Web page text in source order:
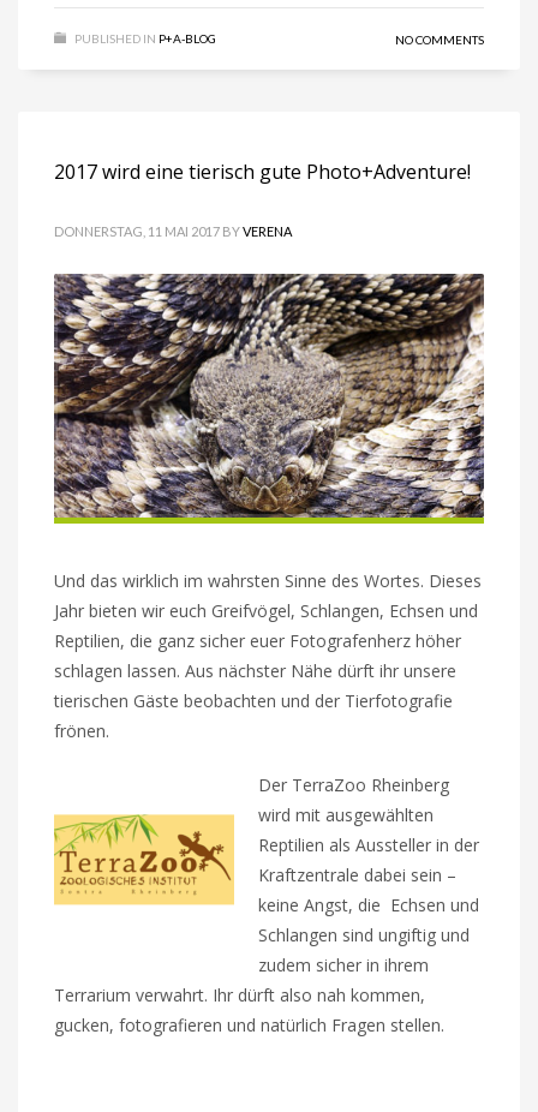
PUBLISHED IN P+A-BLOG NO COMMENTS
2017 wird eine tierisch gute Photo+Adventure!
DONNERSTAG, 11 MAI 2017 BYVERENA
Und das wirklich im wahrsten Sinne des Wortes. Dieses
Jahr bieten wir euch Greifvögel, Schlangen, Echsen und
Reptilien, die ganz sicher euer Fotografenherz höher
schlagen lassen. Aus nächster Nähe dürft ihr unsere
tierischen Gäste beobachten und der Tierfotografie
frönen.
Der TerraZoo Rheinberg
wird mit ausgewählten
Reptilien als Aussteller in der
Kraftzentrale dabei sein –
keine Angst, die Echsen und
Schlangen sind ungiftig und
zudem sicher in ihrem
Terrarium verwahrt. Ihr dürft also nah kommen,
gucken, fotografieren und natürlich Fragen stellen.